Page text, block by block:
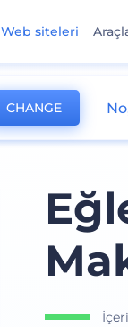
Web siteleri
CHANGE